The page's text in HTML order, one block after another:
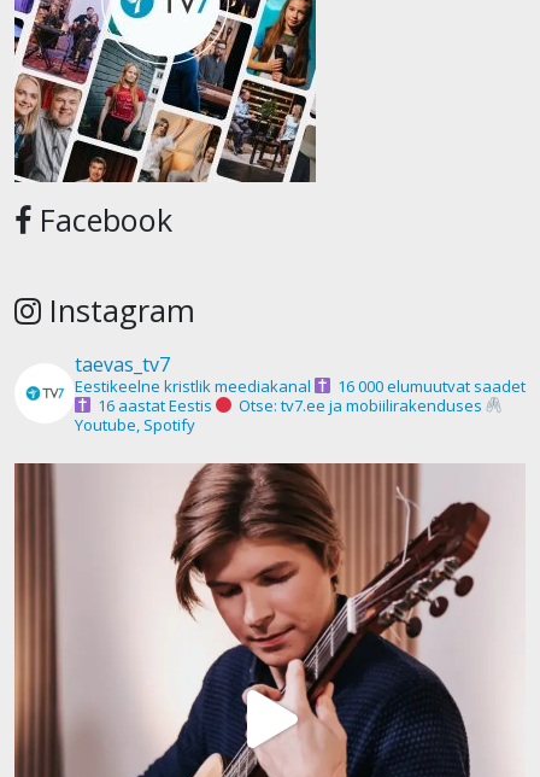
Facebook
Instagram
taevas_tv7
Eestikeelne kristlik meediakanal
16 000 elumuutvat saadet
16 aastat Eestis
Otse: tv7.ee ja mobiilirakenduses
Youtube, Spotify